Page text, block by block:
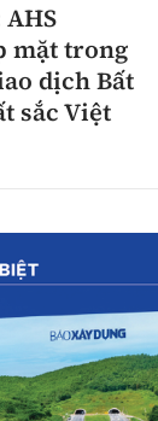
AHS
mặt trong
dịch Bất
sắc Việt